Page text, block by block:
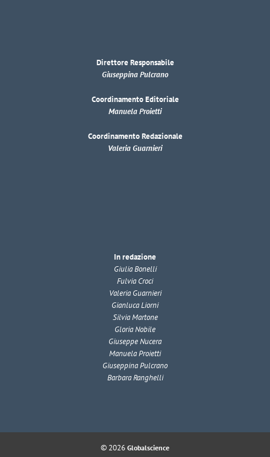
Direttore Responsabile
Giuseppina Pulcrano
Coordinamento Editoriale
Manuela Proietti
Coordinamento Redazionale
Valeria Guarnieri
In redazione
Giulia Bonelli
Fulvia Croci
Valeria Guarnieri
Gianluca Liorni
Silvia Martone
Gloria Nobile
Giuseppe Nucera
Manuela Proietti
Giuseppina Pulcrano
Barbara Ranghelli
© 2026 Globalscience